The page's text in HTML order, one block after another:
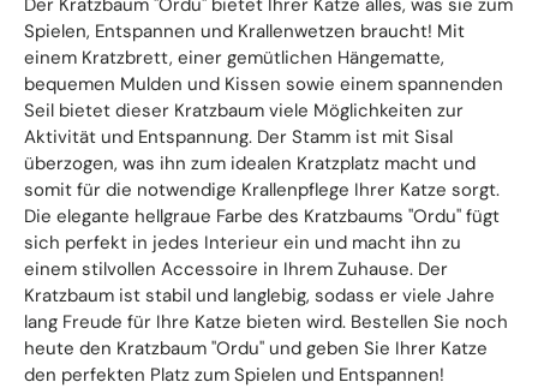
Spielen, Entspannen und Krallenwetzen braucht! Mit
einem Kratzbrett, einer gemütlichen Hängematte,
bequemen Mulden und Kissen sowie einem spannenden
Seil bietet dieser Kratzbaum viele Möglichkeiten zur
Aktivität und Entspannung. Der Stamm ist mit Sisal
überzogen, was ihn zum idealen Kratzplatz macht und
somit für die notwendige Krallenpflege Ihrer Katze sorgt.
Die elegante hellgraue Farbe des Kratzbaums "Ordu" fügt
sich perfekt in jedes Interieur ein und macht ihn zu
einem stilvollen Accessoire in Ihrem Zuhause. Der
Kratzbaum ist stabil und langlebig, sodass er viele Jahre
lang Freude für Ihre Katze bieten wird. Bestellen Sie noch
heute den Kratzbaum "Ordu" und geben Sie Ihrer Katze
den perfekten Platz zum Spielen und Entspannen!